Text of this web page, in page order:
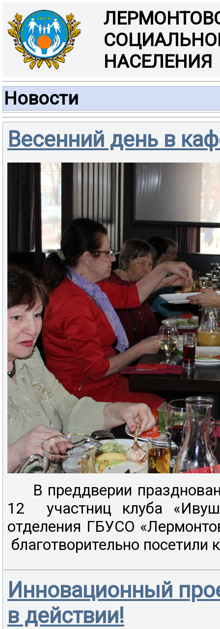
НАСЕЛЕНИЯ
Новости
Весенний день в
В преддверии
12 участниц клуба
отделения ГБУСО
благотворительно посетили
Инновационный
в действии!